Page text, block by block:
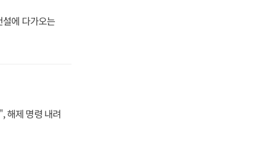
설에 다가오는
해제 명령 내려